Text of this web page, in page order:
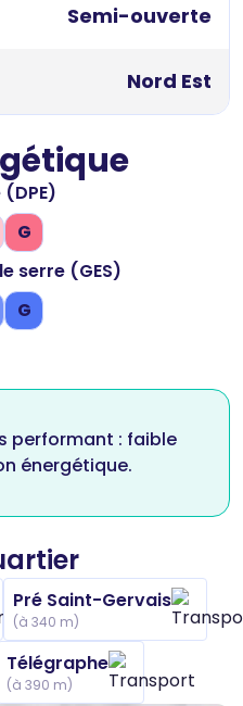
Semi-ouverte
Nord Est
G
serre (GES)
G
performant : faible
énergétique.
Pré Saint-Gervais
(à 340 m)
Télégraphe
(à 390 m)